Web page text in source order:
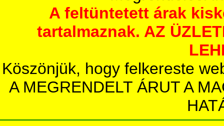
A feltüntetett árak
tartalmaznak. AZ
Köszönjük, hogy felkereste
A MEGRENDELT ÁRUT A